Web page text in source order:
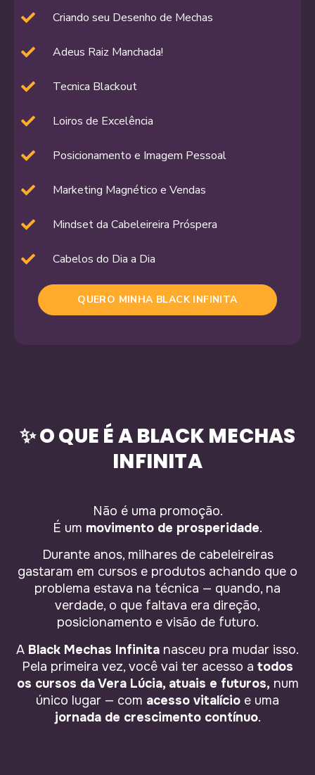
Criando seu Desenho de Mechas
Adeus Raiz Manchada!
Tecnica Blackout
Loiros de Excelência
Posicionamento e Imagem Pessoal
Marketing Magnético e Vendas
Mindset da Cabeleireira Próspera
Cabelos do Dia a Dia
QUERO MINHA BLACK INFINITA
✨ O QUE É A BLACK MECHAS
INFINITA
Não é uma promoção.
É um movimento de prosperidade.
Durante anos, milhares de cabeleireiras
gastaram em cursos e produtos achando que o
problema estava na técnica — quando, na
verdade, o que faltava era direção,
posicionamento e visão de futuro.
A Black Mechas Infinita nasceu pra mudar isso.
Pela primeira vez, você vai ter acesso a todos
os cursos da Vera Lúcia, atuais e futuros, num
único lugar — com acesso vitalício e uma
jornada de crescimento contínuo.